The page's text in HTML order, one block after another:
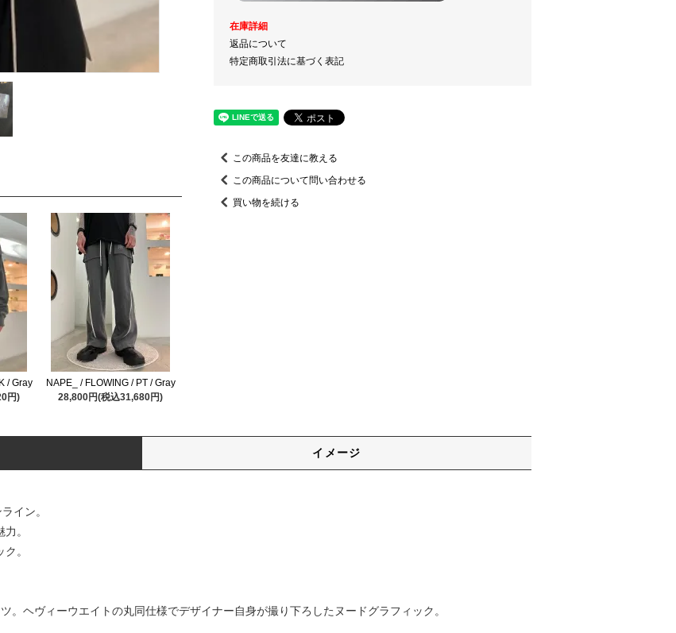
/ Gray
円)
NAPE_ / FLOWING / PT / Gray
28,800円(税込31,680円)
在庫詳細
返品について
特定商取引法に基づく表記
この商品を友達に教える
この商品について問い合わせる
買い物を続ける
イメージ
イン。
。
。
。ヘヴィーウエイトの丸同仕様でデザイナー自身が撮り下ろしたヌードグラフィック。